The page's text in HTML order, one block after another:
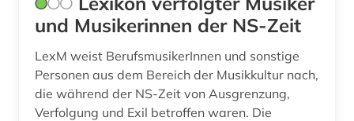
musik (1)
musiker (4)
musikerin (1)
und Musikerinnen der NS-Zeit
LexM weist BerufsmusikerInnen und sonstige
Personen aus dem Bereich der Musikkultur nach,
die während der NS-Zeit von Ausgrenzung,
Verfolgung und Exil betroffen waren. Die